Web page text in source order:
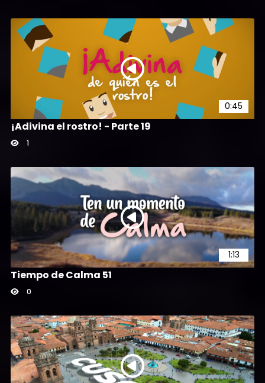
0:45
¡Adivina el rostro! - Parte 19
1
1:13
Tiempo de Calma 51
0